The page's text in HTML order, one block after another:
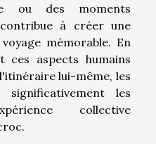
ou des moments
à créer une
mémorable. En
aspects humains
lui-même, les
significativement les
collective